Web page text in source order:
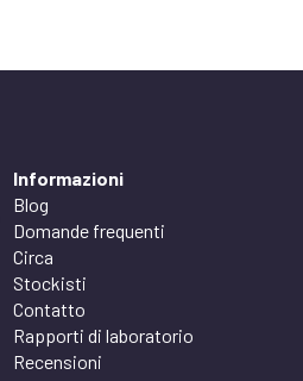
Informazioni
Blog
Domande frequenti
Circa
Stockisti
Contatto
Rapporti di laboratorio
Recensioni